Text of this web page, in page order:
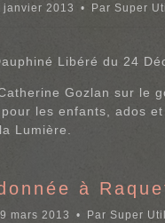
janvier 2013 Par Super
Libéré du 24
Gozlan sur le
pour les enfants, ados
Lumière.
à
mars 2013 Par Super